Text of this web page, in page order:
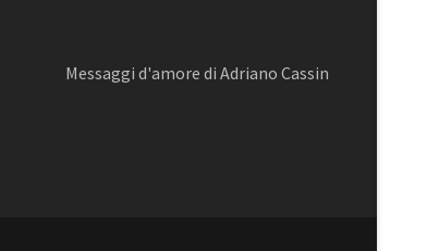
Messaggi d'amore di Adriano Cassin